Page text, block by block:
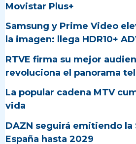
Movistar Plus+
Samsung y Prime Video
la imagen: llega HDR10+
RTVE firma su mejor
revoluciona el panorama
La popular cadena MTV
vida
DAZN seguirá emitiendo la
España hasta 2029